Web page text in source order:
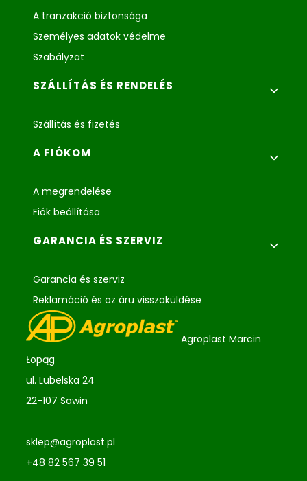
A tranzakció biztonsága
Személyes adatok védelme
Szabályzat
SZÁLLÍTÁS ÉS RENDELÉS
Szállítás és fizetés
A FIÓKOM
A megrendelése
Fiók beállítása
GARANCIA ÉS SZERVIZ
Garancia és szerviz
Reklamáció és az áru visszaküldése
Agroplast Marcin
Łopąg
ul. Lubelska 24
22-107 Sawin
sklep@agroplast.pl
+48 82 567 39 51